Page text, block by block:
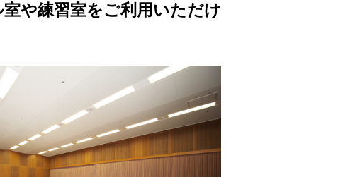
や練習室をご利用いただけ